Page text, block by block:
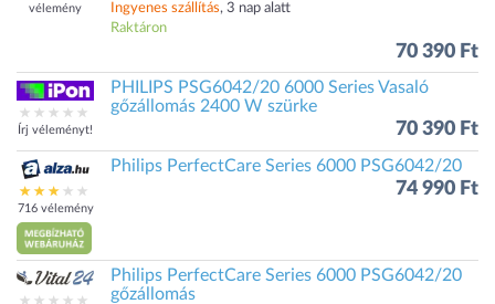
vélemény
Ingyenes szállítás, 3 nap alatt
Raktáron
70 390 Ft
Írj véleményt!
PHILIPS PSG6042/20 6000 Series Vasaló
gőzállomás 2400 W szürke
70 390 Ft
716 vélemény
Philips PerfectCare Series 6000 PSG6042/20
74 990 Ft
Philips PerfectCare Series 6000 PSG6042/20
gőzállomás